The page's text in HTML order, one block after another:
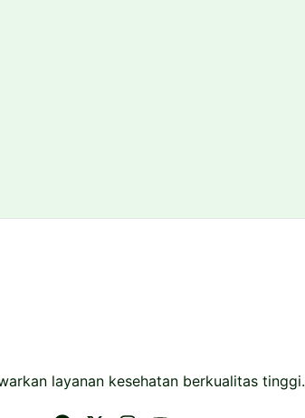
layanan kesehatan berkualitas tinggi.